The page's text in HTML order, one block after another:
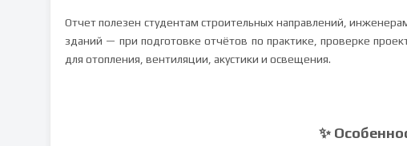
Отчет полезен студентам строительных направлений,
зданий — при подготовке отчётов по практике, проверке
для отопления, вентиляции, акустики и освещения.
✨